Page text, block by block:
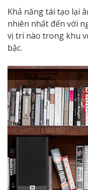
Khả năng tái tạo lại
nhiên nhất đến với
vị trí nào trong khu
bậc.